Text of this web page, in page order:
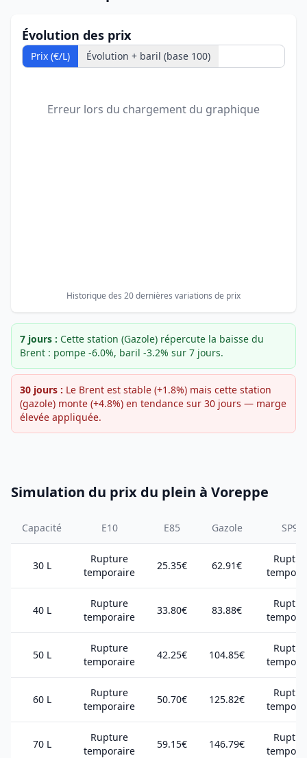
Évolution des prix
Prix (€/L) Évolution + baril (base 100)
Erreur lors du chargement du graphique
Historique des 20 dernières variations de prix
7 jours : Cette station (Gazole) répercute la baisse du
Brent : pompe -6.0%, baril -3.2% sur 7 jours.
30 jours : Le Brent est stable (+1.8%) mais cette station
(gazole) monte (+4.8%) en tendance sur 30 jours — marge
élevée appliquée.
Simulation du prix du plein à Voreppe
Capacité E10 E85 Gazole SP98
30 L
Rupture
temporaire
25.35€ 62.91€
40 L
Rupture
temporaire
33.80€ 83.88€
50 L
Rupture
temporaire
42.25€ 104.85€
60 L
Rupture
temporaire
50.70€ 125.82€
70 L
Rupture
temporaire
59.15€ 146.79€